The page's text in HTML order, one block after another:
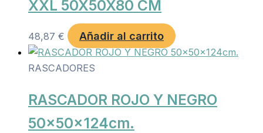
XXL 50X50X80 CM
48,87 € Añadir al carrito
RASCADORES
RASCADOR ROJO Y NEGRO
50x50x124cm.